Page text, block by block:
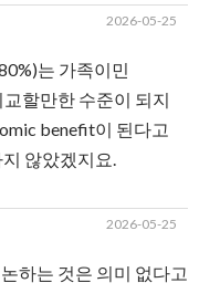
2026-05-25
는 가족이민
할만한 수준이 되지
benefit이 된다고
않았겠지요.
2026-05-25
하는 것은 의미 없다고